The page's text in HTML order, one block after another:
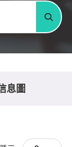
搜尋
息圖